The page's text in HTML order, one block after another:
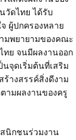
วัดไทย ได้รับ
ผู้ปกครองหลาย
มพยายามของคณะ
ทย จนมีผลงานออก
จุดเริ่มต้นที่เสริม
ร้างสรรค์สิ่งดีงาม
ามผลงานของครู
นิกชนร่วมงาน